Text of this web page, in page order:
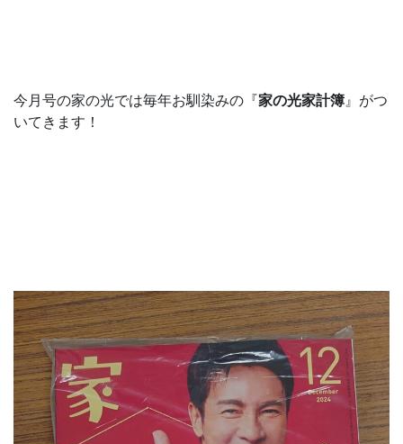
今月号の家の光では毎年お馴染みの『家の光家計簿』がつ
いてきます！